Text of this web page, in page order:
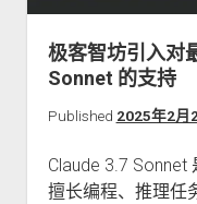
极客智坊引入对
Sonnet 的支持
Published 2025年2月
Claude 3.7 Sonnet
擅长编程、推理任